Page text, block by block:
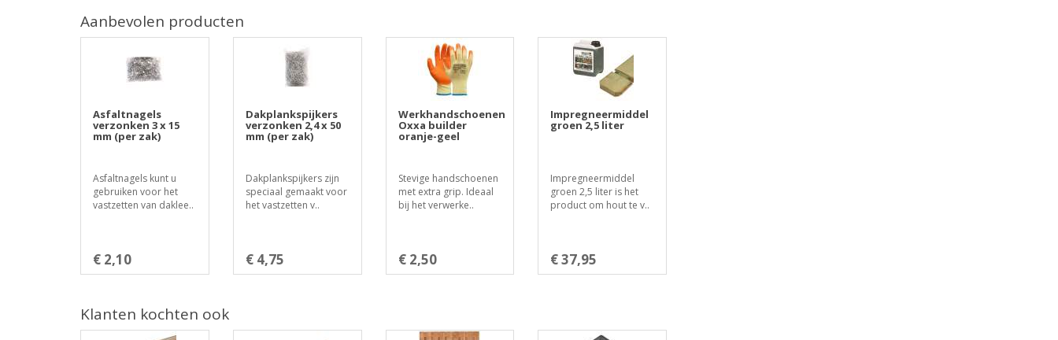
Aanbevolen producten
Asfaltnagels
verzonken 3 x 15
mm (per zak)
Asfaltnagels kunt u
gebruiken voor het
vastzetten van daklee..
€ 2,10
Dakplankspijkers
verzonken 2,4 x 50
mm (per zak)
Dakplankspijkers zijn
speciaal gemaakt voor
het vastzetten v..
€ 4,75
Werkhandschoenen
Oxxa builder
oranje-geel
Stevige handschoenen
met extra grip. Ideaal
bij het verwerke..
€ 2,50
Impregneermiddel
groen 2,5 liter
Impregneermiddel
groen 2,5 liter is het
product om hout te v..
€ 37,95
Klanten kochten ook